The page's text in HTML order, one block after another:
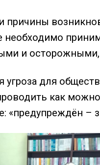
причины
и осторожными,
угроза для
как
«предупреждён –